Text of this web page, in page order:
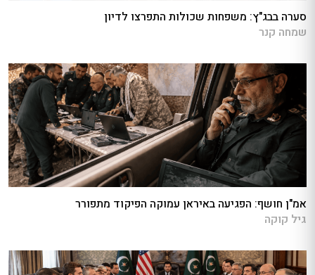
סערה בבג"ץ: משפחות שכולות התפרצו לדיון
שמחה קנר
אמ"ן חושף: הפגיעה באיראן עמוקה הפיקוד מתפורר
גיל קוקה